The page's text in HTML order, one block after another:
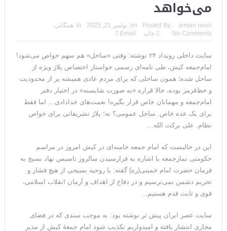
می‌خواهد
Posted By: arman nouri
on: نوامبر 21, 2025 In: همگانی
No Comments
چاپ Email
سایت داخلی رویداد ۲۴ نوشته: وقتی «ساحل» هم سهم خواص می‌شود!
امام‌جمعه کیش، طی نامه‌ای رسمی خواستار اختصاص پلاژ ویژه از
ساحل شده؛ همون ساحلی که برای مردم عادی همیشه پر از محدودیت
و خط‌قرمز بوده، حالا قراره «به صورت شایسته» در اختیار دفتر
امام‌جمعه و مهمانان خاص قرار بگیره! نعمت‌های خدادادی… اما فقط
برای یک عده خاص. ساحل عمومی؟ نه؛ پلاژ تشریفاتی برای خواص
نظام. علی برکت الله…
این در حالیست که امام جمعه خامنه‌ای در کیش امروز در مراسم
حکومتی نمازجمعه با اشاره به فرارسیدن سالروز تاسیس نهاد بسیج به
فرمان حضرت امام خمینی(ره) گفته: با روحیه بسیجی از هیچ فشار و
تحریم دشمن نمی‌ترسیم و در دفاع از اهداف و آرمان انقلاب اسلامی،
قوی و ثابت قدم هستیم…
سایت عصر ایران پیش تر نوشته بود: به موجب سندی که در فضای
مجازی انتشار یافته و امیدواریم تکذیب شود امام جمعۀ کیش از مدیر